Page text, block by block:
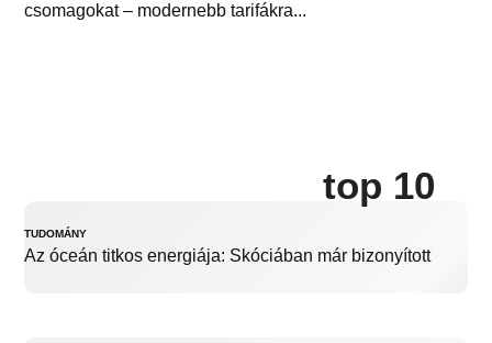
csomagokat – modernebb tarifákra...
top 10
TUDOMÁNY
Az óceán titkos energiája: Skóciában már bizonyított